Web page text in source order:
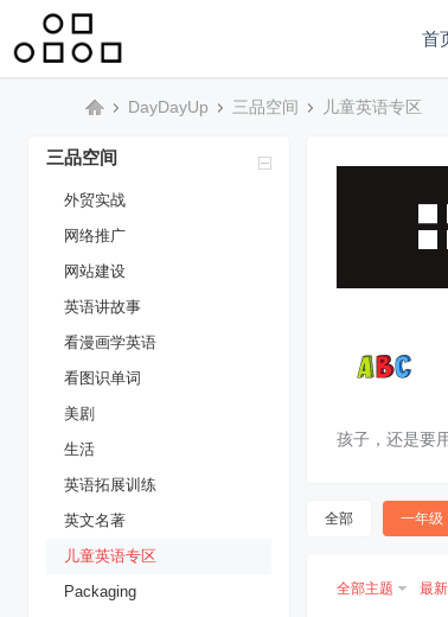
首
三»
DayDayUp 三品空间 儿童英语专区
三品空间
外贸实战
网络推广
网站建设
英语讲故事
看漫画学英语
看图识单词
美剧
生活
英语拓展训练
英文名著
儿童英语专区
Packaging
孩子，还是要
全部 一年级
全部主题 最新